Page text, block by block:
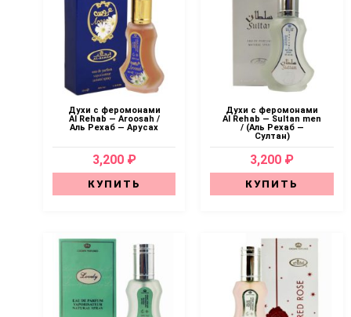
Духи с феромонами
Al Rehab — Aroosah /
Аль Рехаб — Арусах
3,200 ₽
КУПИТЬ
Духи с феромонами
Al Rehab — Sultan men
/ (Аль Рехаб —
Султан)
3,200 ₽
КУПИТЬ